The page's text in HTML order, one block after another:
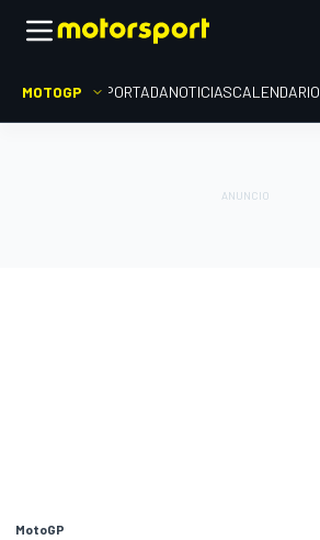
MOTOGP PORTADANOTICIASCALENDARIO
MotoGP